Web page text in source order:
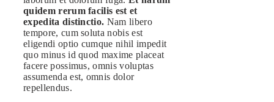
quidem rerum facilis est et
expedita distinctio. Nam libero
tempore, cum soluta nobis est
eligendi optio cumque nihil impedit
quo minus id quod maxime placeat
facere possimus, omnis voluptas
assumenda est, omnis dolor
repellendus.